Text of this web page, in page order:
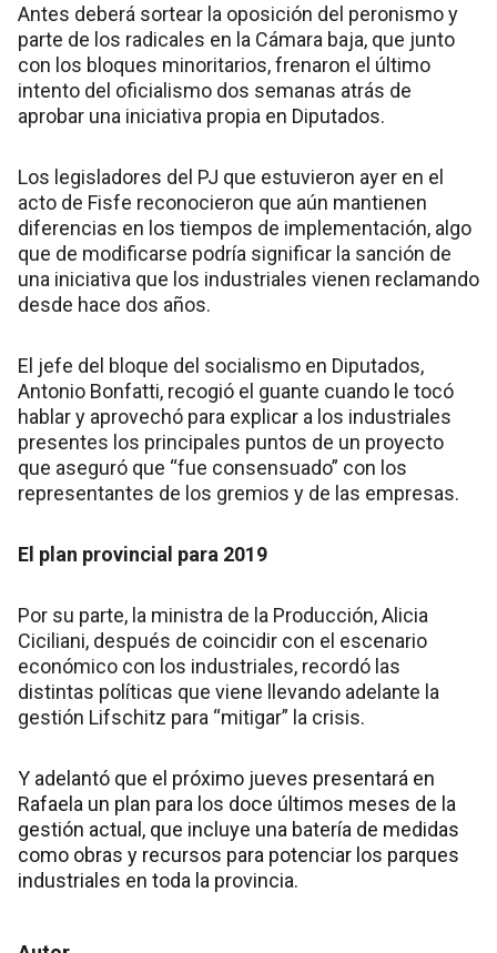
Antes deberá sortear la oposición del peronismo y
parte de los radicales en la Cámara baja, que junto
con los bloques minoritarios, frenaron el último
intento del oficialismo dos semanas atrás de
aprobar una iniciativa propia en Diputados.
Los legisladores del PJ que estuvieron ayer en el
acto de Fisfe reconocieron que aún mantienen
diferencias en los tiempos de implementación, algo
que de modificarse podría significar la sanción de
una iniciativa que los industriales vienen reclamando
desde hace dos años.
El jefe del bloque del socialismo en Diputados,
Antonio Bonfatti, recogió el guante cuando le tocó
hablar y aprovechó para explicar a los industriales
presentes los principales puntos de un proyecto
que aseguró que “fue consensuado” con los
representantes de los gremios y de las empresas.
El plan provincial para 2019
Por su parte, la ministra de la Producción, Alicia
Ciciliani, después de coincidir con el escenario
económico con los industriales, recordó las
distintas políticas que viene llevando adelante la
gestión Lifschitz para “mitigar” la crisis.
Y adelantó que el próximo jueves presentará en
Rafaela un plan para los doce últimos meses de la
gestión actual, que incluye una batería de medidas
como obras y recursos para potenciar los parques
industriales en toda la provincia.